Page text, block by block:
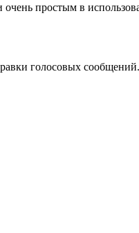
простым в
голосовых